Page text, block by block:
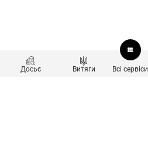
Досьє Витяги Всі сервіси